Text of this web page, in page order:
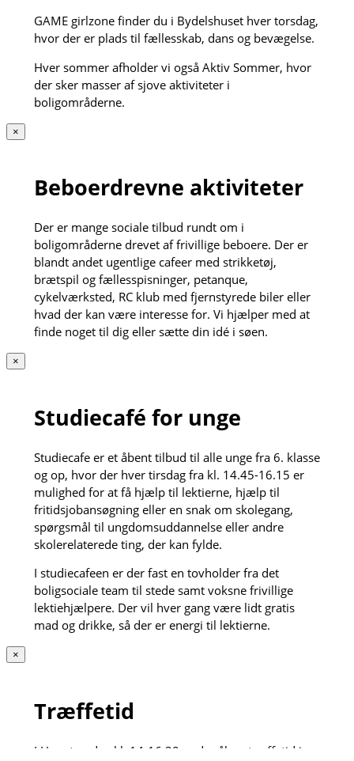
GAME girlzone finder du i Bydelshuset hver torsdag,
hvor der er plads til fællesskab, dans og bevægelse.
Hver sommer afholder vi også Aktiv Sommer, hvor
der sker masser af sjove aktiviteter i
boligområderne.
×
Beboerdrevne aktiviteter
Der er mange sociale tilbud rundt om i
boligområderne drevet af frivillige beboere. Der er
blandt andet ugentlige cafeer med strikketøj,
brætspil og fællesspisninger, petanque,
cykelværksted, RC klub med fjernstyrede biler eller
hvad der kan være interesse for. Vi hjælper med at
finde noget til dig eller sætte din idé i søen.
×
Studiecafé for unge
Studiecafe er et åbent tilbud til alle unge fra 6. klasse
og op, hvor der hver tirsdag fra kl. 14.45-16.15 er
mulighed for at få hjælp til lektierne, hjælp til
fritidsjobansøgning eller en snak om skolegang,
spørgsmål til ungdomsuddannelse eller andre
skolerelaterede ting, der kan fylde.
I studiecafeen er der fast en tovholder fra det
boligsociale team til stede samt voksne frivillige
lektiehjælpere. Der vil hver gang være lidt gratis
mad og drikke, så der er energi til lektierne.
×
Træffetid
I Hver torsdag kl. 14-16.30 er der åben træffetid i